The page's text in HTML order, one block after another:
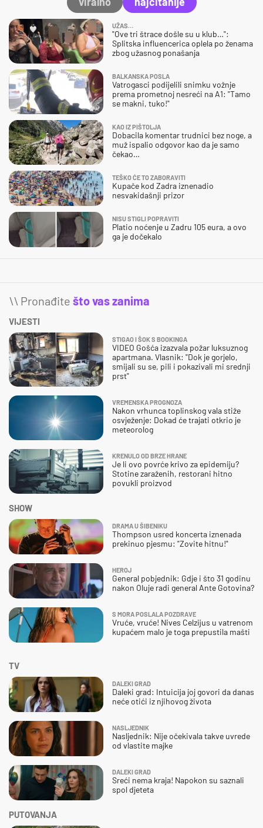
UŽAS…
"Ove tri štrace došle su u klub…":
Splitska influencerica oplela po ženama
zbog užasnog ponašanja
BALKANSKA POSLA
Vatrogasci podijelili snimku vožnje
prema prometnoj nesreći na A1: "Tamo
se makni, tuko!"
KAO IZ PIŠTOLJA
Dobacila komentar trudnici bez noge, a
muž ispalio odgovor kao da je samo
čekao…
TEŠKO ĆE TO ZABORAVITI
Kupače kod Zadra iznenadio
nesvakidašnji prizor
NISU STIGLI POPRAVITI
Platio noćenje u Zadru 105 eura, a ovo
ga je dočekalo
\\ Pronađite što vas zanima
VIJESTI
STIGAO I ŠOK S BOOKINGA
VIDEO Gošća izazvala požar luksuznog
apartmana. Vlasnik: "Dok je gorjelo,
smijali su se, pili i pokazivali mi srednji
prst"
VREMENSKA PROGNOZA
Nakon vrhunca toplinskog vala stiže
osvježenje: Dokad će trajati otkrio je
meteorolog
KRENULO OD BRZE HRANE
Je li ovo povrće krivo za epidemiju?
Stotine zaraženih, restorani hitno
povukli proizvod
SHOW
DRAMA U ŠIBENIKU
Thompson usred koncerta iznenada
prekinuo pjesmu: "Zovite hitnu!"
HEROJ
General pobjednik: Gdje i što 31 godinu
nakon Oluje radi general Ante Gotovina?
S MORA POSLALA POZDRAVE
Vruće, vruće! Nives Celzijus u vatrenom
kupaćem malo je toga prepustila mašti
TV
DALEKI GRAD
Daleki grad: Intuicija joj govori da danas
neće otići iz njihovog života
NASLJEDNIK
Nasljednik: Nije očekivala takve uvrede
od vlastite majke
DALEKI GRAD
Sreći nema kraja! Napokon su saznali
spol djeteta
PUTOVANJA